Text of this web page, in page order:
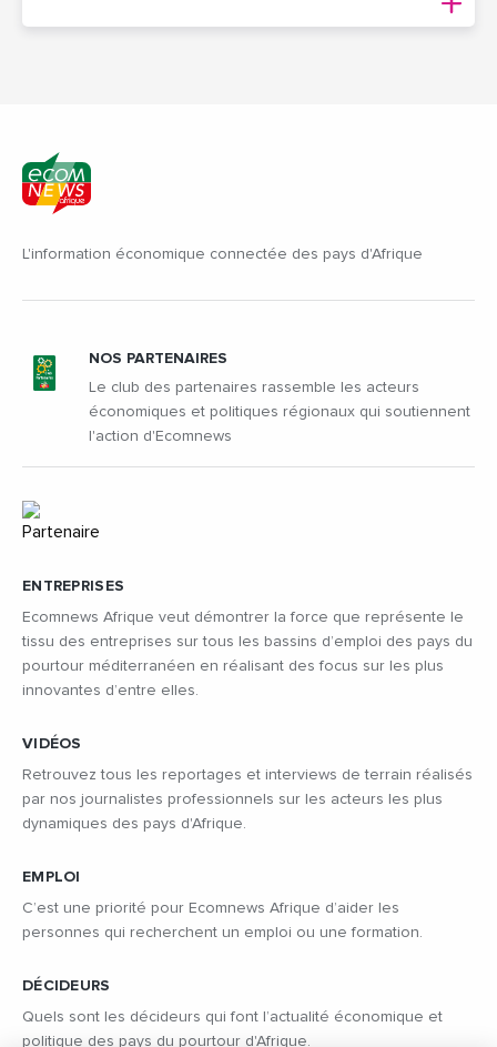
L'information économique connectée des pays d'Afrique
ENTREPRISES
Ecomnews Afrique veut démontrer la force que représente le
tissu des entreprises sur tous les bassins d’emploi des pays du
pourtour méditerranéen en réalisant des focus sur les plus
innovantes d’entre elles.
VIDÉOS
Retrouvez tous les reportages et interviews de terrain réalisés
par nos journalistes professionnels sur les acteurs les plus
dynamiques des pays d'Afrique.
EMPLOI
C’est une priorité pour Ecomnews Afrique d’aider les
personnes qui recherchent un emploi ou une formation.
DÉCIDEURS
Quels sont les décideurs qui font l’actualité économique et
politique des pays du pourtour d'Afrique.
NOS PARTENAIRES
Le club des partenaires rassemble les acteurs
économiques et politiques régionaux qui soutiennent
l'action d'Ecomnews